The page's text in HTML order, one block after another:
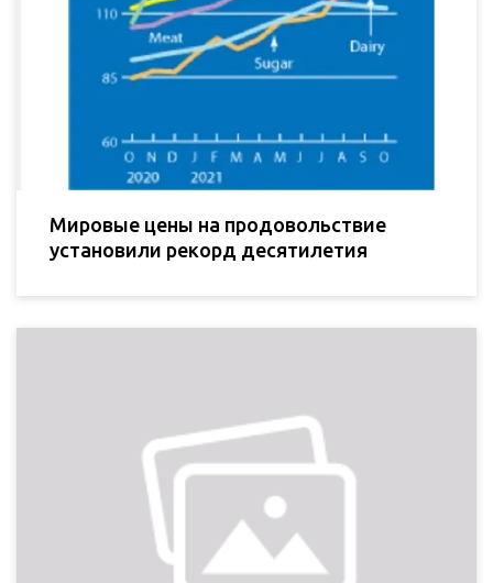
Мировые цены на продовольствие
установили рекорд десятилетия